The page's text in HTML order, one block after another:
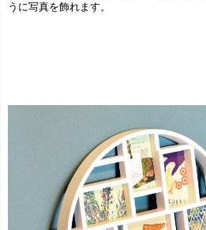
うに写真を飾れます。